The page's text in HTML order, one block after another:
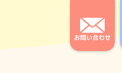
お問い合わせ